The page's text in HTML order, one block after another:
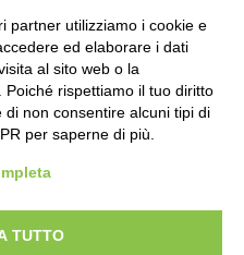
Seguici su
partner utilizziamo i cookie e
ed elaborare i dati
al sito web o la
rispettiamo il tuo diritto
non consentire alcuni tipi di
per saperne di più.
TUTTO